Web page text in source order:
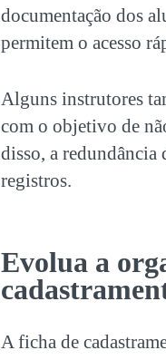
documentação dos
permitem o acesso
Alguns instrutores
com o objetivo de
disso, a redundância
registros.
Evolua a
A ficha de